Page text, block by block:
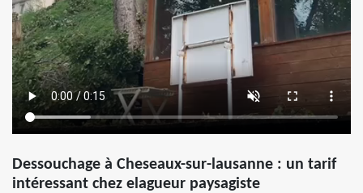
Dessouchage à Cheseaux-sur-lausanne : un tarif
intéressant chez elagueur paysagiste